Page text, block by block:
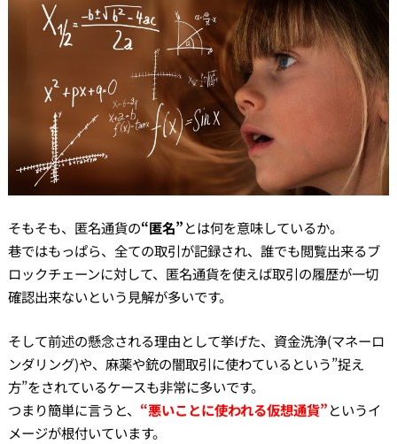
そもそも、匿名通貨の“匿名”とは何を意味しているか。
巷ではもっぱら、全ての取引が記録され、誰でも閲覧出来るブ
ロックチェーンに対して、匿名通貨を使えば取引の履歴が一切
確認出来ないという見解が多いです。
そして前述の懸念される理由として挙げた、資金洗浄(マネーロ
ンダリング)や、麻薬や銃の闇取引に使わているという”捉え
方”をされているケースも非常に多いです。
つまり簡単に言うと、 “悪いことに使われる仮想通貨”というイ
メージが根付いています。